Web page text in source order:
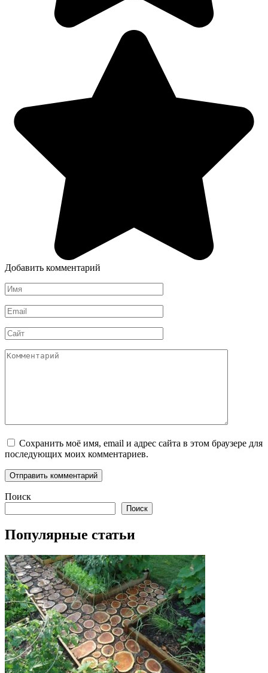
Добавить комментарий
Имя
*
Email
*
Сайт
Комментарий
Сохранить моё имя, email и адрес сайта в этом браузере для
последующих моих комментариев.
Поиск
Поиск
Популярные статьи